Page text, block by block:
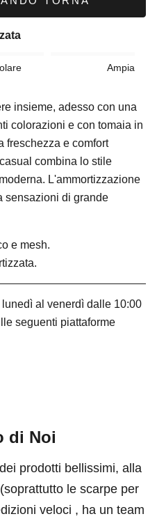
Ampia
insieme, adesso con una
colorazioni e con tomaia in
freschezza e comfort
combina lo stile
L'ammortizzazione
sensazioni di grande
e mesh.
al venerdì dalle 10:00
seguenti piattaforme
di Noi
prodotti bellissimi, alla
le scarpe per
veloci , ha un team